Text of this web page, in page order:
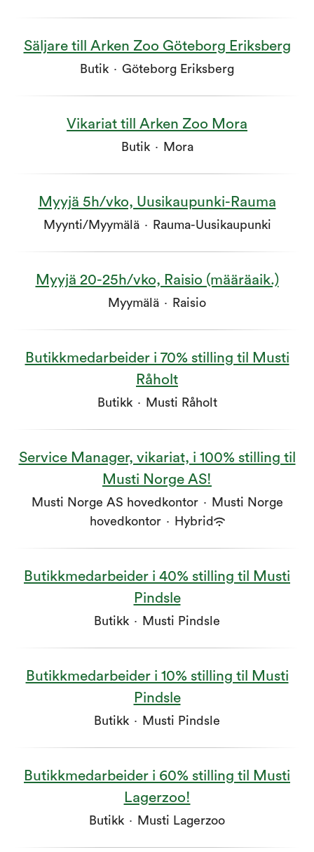
Säljare till Arken Zoo Göteborg Eriksberg
Butik · Göteborg Eriksberg
Vikariat till Arken Zoo Mora
Butik · Mora
Myyjä 5h/vko, Uusikaupunki-Rauma
Myynti/Myymälä · Rauma-Uusikaupunki
Myyjä 20-25h/vko, Raisio (määräaik.)
Myymälä · Raisio
Butikkmedarbeider i 70% stilling til Musti
Råholt
Butikk · Musti Råholt
Service Manager, vikariat, i 100% stilling til
Musti Norge AS!
Musti Norge AS hovedkontor ·
Musti Norge
hovedkontor · Hybrid
Butikkmedarbeider i 40% stilling til Musti
Pindsle
Butikk · Musti Pindsle
Butikkmedarbeider i 10% stilling til Musti
Pindsle
Butikk · Musti Pindsle
Butikkmedarbeider i 60% stilling til Musti
Lagerzoo!
Butikk · Musti Lagerzoo